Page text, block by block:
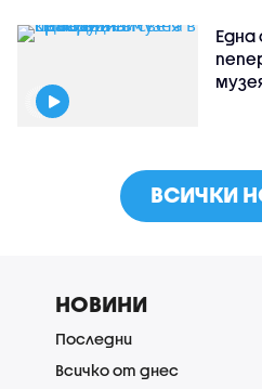
Една
ВСИЧКИ
НОВИНИ
Последни
Всичко от днес